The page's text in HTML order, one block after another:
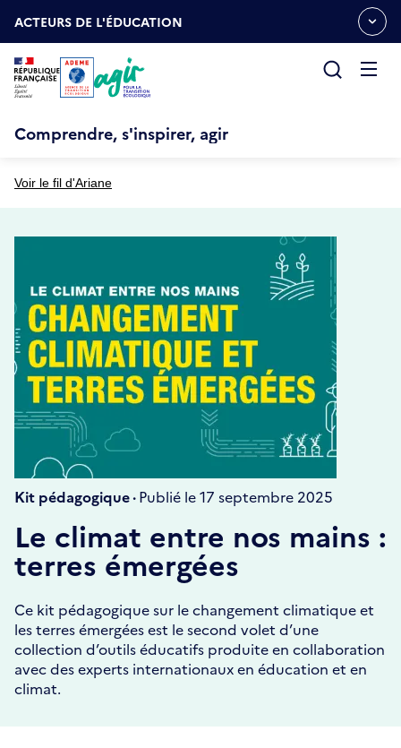
auOUVRIR
LE
MENU
ESPACE
ACTEURS DE L'ÉDUCATION
Comprendre, s'inspirer, agir
Voir le fil d'Ariane
Kit pédagogique ·Publié le 17 septembre 2025
Le climat entre nos mains :
terres émergées
Ce kit pédagogique sur le changement climatique et
les terres émergées est le second volet d’une
collection d’outils éducatifs produite en collaboration
avec des experts internationaux en éducation et en
climat.